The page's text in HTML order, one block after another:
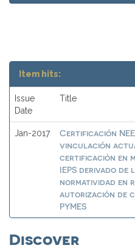
Item hits:
Issue
Date
Title
Jan-2017
Certificación
vinculación
certificación en
IEPS derivado
normatividad en
autorización de
PYMES
Discover